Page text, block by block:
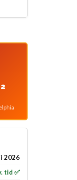
2026
tid ✅